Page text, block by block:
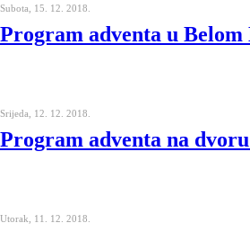
Subota, 15. 12. 2018.
Program adventa u
Srijeda, 12. 12. 2018.
Program adventa na
Utorak, 11. 12. 2018.